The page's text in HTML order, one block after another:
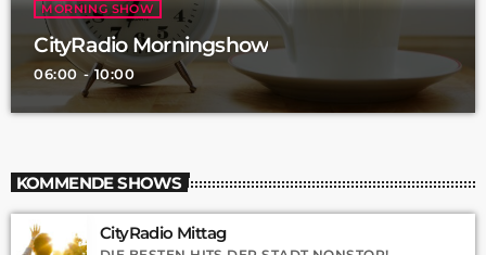
MORNING SHOW
CityRadio Morningshow
06:00 - 10:00
KOMMENDE SHOWS
CityRadio Mittag